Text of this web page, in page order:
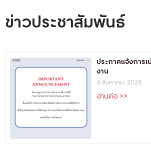
ข่าวประชาสัมพันธ์
ประกาศแจ้งการ
งาน
4 สิงหาคม, 2026
อ่านต่อ >>